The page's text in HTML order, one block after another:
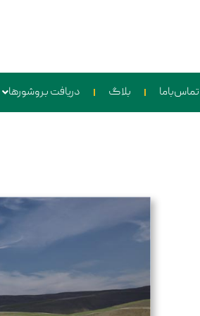
تماس‌باما بلاگ دریافت بروشورها